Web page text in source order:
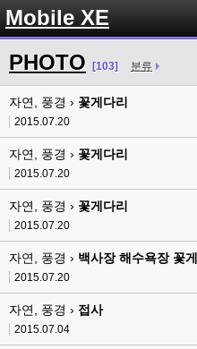
Mobile XE
PHOTO [103] 분류
자연, 풍경 › 꽃게다리
2015.07.20
자연, 풍경 › 꽃게다리
2015.07.20
자연, 풍경 › 꽃게다리
2015.07.20
자연, 풍경 › 백사장 해수욕장 꽃
2015.07.20
자연, 풍경 › 접사
2015.07.04